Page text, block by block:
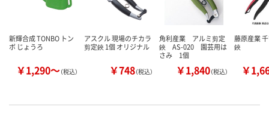
新輝合成 TONBO トン
ボ じょうろ
￥1,290～（税込）
アスクル 現場のチカラ
剪定鋏 1個 オリジナル
￥748（税込）
角利産業 アルミ剪定
鋏 AS-020 園芸用は
さみ 1個
￥1,840（税込）
藤原産業
鋏
￥